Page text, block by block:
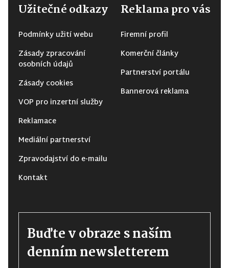
Užitečné odkazy
Podmínky užití webu
Zásady zpracování
osobních údajů
Zásady cookies
VOP pro inzertní služby
Reklamace
Mediální partnerství
Zpravodajství do e-mailu
Kontakt
Reklama pro vás
Firemní profil
Komerční články
Partnerství portálu
Bannerová reklama
Buďte v obraze s naším
denním newsletterem